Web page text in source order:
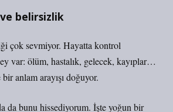
ve belirsizlik
çok sevmiyor. Hayatta kontrol
var: ölüm, hastalık, gelecek, kayıplar…
anlam arayışı doğuyor.
da bunu hissediyorum. İşte yoğun bir